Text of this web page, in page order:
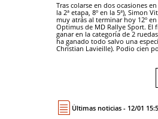
Tras colarse en dos ocasiones en
la 2ª etapa, 8º en la 5ª), Simon
muy atrás al terminar hoy 12º
Optimus de MD Rallye Sport. El
ganar en la categoría de 2
ha ganado todo salvo una
Christian Lavieille). Podio cien
Últimas noticias - 12/01 15:53